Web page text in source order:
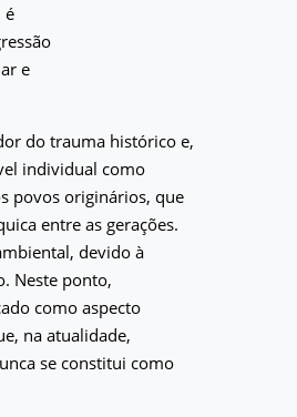
é
e
do trauma histórico e,
individual como
povos originários, que
entre as gerações.
devido à
Neste ponto,
como aspecto
na atualidade,
se constitui como